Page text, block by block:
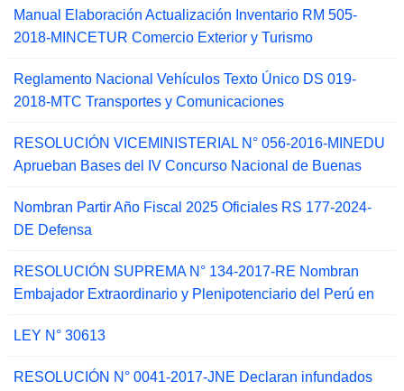
Manual Elaboración Actualización Inventario RM 505-
2018-MINCETUR Comercio Exterior y Turismo
Reglamento Nacional Vehículos Texto Único DS 019-
2018-MTC Transportes y Comunicaciones
RESOLUCIÓN VICEMINISTERIAL N° 056-2016-MINEDU
Aprueban Bases del IV Concurso Nacional de Buenas
Nombran Partir Año Fiscal 2025 Oficiales RS 177-2024-
DE Defensa
RESOLUCIÓN SUPREMA N° 134-2017-RE Nombran
Embajador Extraordinario y Plenipotenciario del Perú en
LEY N° 30613
RESOLUCIÓN N° 0041-2017-JNE Declaran infundados